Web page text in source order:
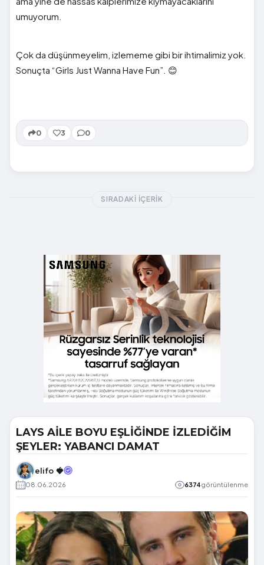
umuyorum.
Çok da düşünmeyelim, izlememe gibi bir ihtimalimiz yok.
Sonuçta “Girls Just Wanna Have Fun”. 😊
0 3 0
SIRADAKI İÇERIK
LAYS AİLE BOYU EŞLİĞİNDE İZLEDİĞİM
ŞEYLER: YABANCI DAMAT
elifo 🍓
08.06.2026 6374görüntülenme